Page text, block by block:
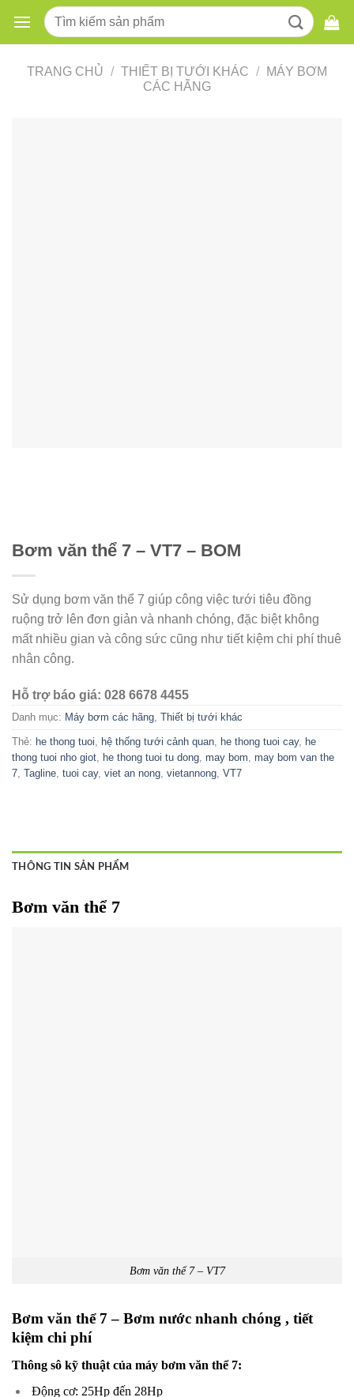
content
Tìm
kiếm:
TRANG CHỦ / THIẾT BỊ TƯỚI KHÁC /
MÁY BƠM
CÁC HÃNG
Bơm văn thể 7 – VT7 – BOM
Sử dụng bơm văn thể 7 giúp công việc tưới tiêu đồng
ruộng trở lên đơn giản và nhanh chóng, đặc biệt không
mất nhiều gian và công sức cũng như tiết kiệm chi phí thuê
nhân công.
Hỗ trợ báo giá: 028 6678 4455
Danh mục: Máy bơm các hãng Thiết bị tưới khác
Thẻ: he thong tuoi hệ thống tưới cảnh quan he thong tuoi cay, he
thong tuoi nho giot
he thong tuoi tu dong may bom may bom van the
7 Tagline tuoi cay, viet an nong vietannong VT7
THÔNG TIN SẢN PHẨM
Bơm văn thể 7
Bơm văn thể 7 – VT7
Bơm văn thể 7 – Bơm nước nhanh chóng , tiết
kiệm chi phí
Thông sô kỹ thuật của máy bơm văn thể 7:
Động cơ: 25Hp đến 28Hp